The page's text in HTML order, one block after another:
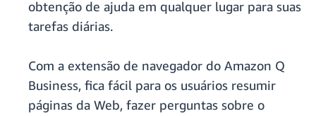
obtenção de ajuda em qualquer lugar para suas
tarefas diárias.
Com a extensão de navegador do Amazon Q
Business, fica fácil para os usuários resumir
páginas da Web, fazer perguntas sobre o